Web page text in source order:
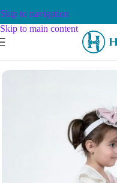
Skip to navigation
Skip to main content
Haljinice